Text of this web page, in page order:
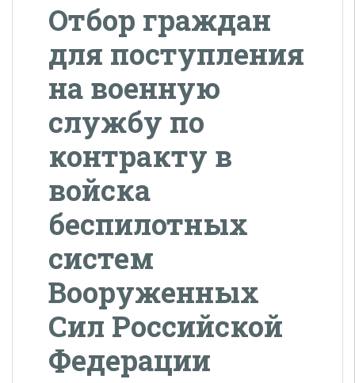
Отбор граждан
для поступления
на военную
службу по
контракту в
войска
беспилотных
систем
Вооруженных
Сил Российской
Федерации